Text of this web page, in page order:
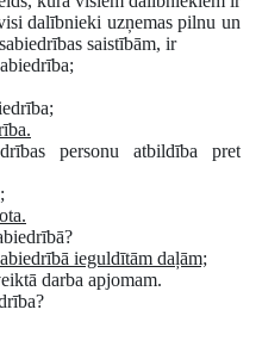
dalībnieki uzņemas pilnu un
saistībām, ir
personu atbildība pret
ieguldītām daļām;
darba apjomam.